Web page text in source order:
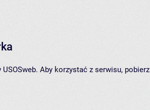
Aby korzystać z serwisu,